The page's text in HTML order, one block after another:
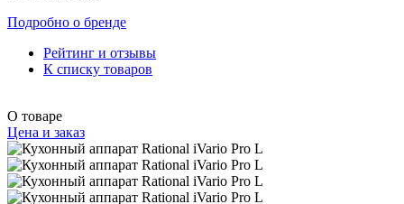
Подробно о бренде
Рейтинг и отзывы
К списку товаров
О товаре
Цена и заказ